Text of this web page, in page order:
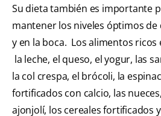
Su dieta también es importante
mantener los niveles óptimos de
y en la boca. Los alimentos ricos
la leche, el queso, el yogur, las
la col crespa, el brócoli, la
fortificados con calcio, las
ajonjolí, los cereales fortificados